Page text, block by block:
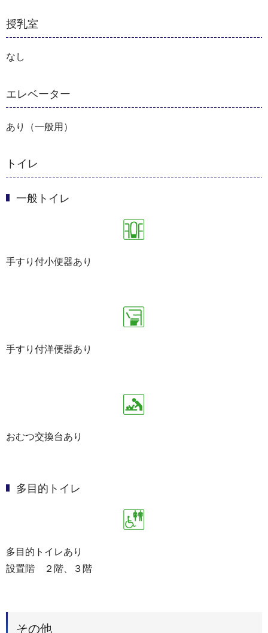
授乳室
なし
エレベーター
あり（一般用）
トイレ
一般トイレ
手すり付小便器あり
手すり付洋便器あり
おむつ交換台あり
多目的トイレ
多目的トイレあり
設置階 ２階、３階
その他